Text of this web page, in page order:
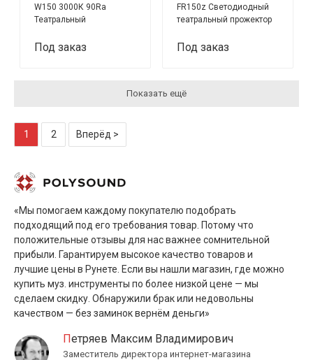
W150 3000К 90Ra
Театральный
прожектор с линзой
Под заказ
FR150z Светодиодный
театральный прожектор
150W, 3000 К
Под заказ
Показать ещё
1 2 Вперёд >
«Мы помогаем каждому покупателю подобрать
подходящий под его требования товар. Потому что
положительные отзывы для нас важнее сомнительной
прибыли. Гарантируем высокое качество товаров и
лучшие цены в Рунете. Если вы нашли магазин, где можно
купить муз. инструменты по более низкой цене — мы
сделаем скидку. Обнаружили брак или недовольны
качеством — без заминок вернём деньги»
Петряев Максим Владимирович
Заместитель директора интернет-магазина